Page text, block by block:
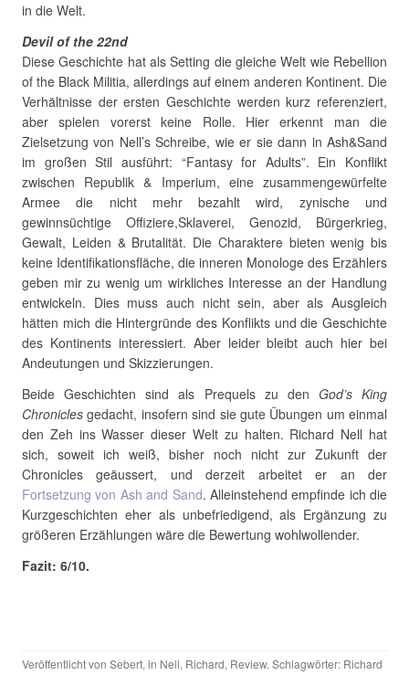
in die Welt.
Devil of the 22nd
Diese Geschichte hat als Setting die gleiche Welt wie Rebellion
of the Black Militia, allerdings auf einem anderen Kontinent. Die
Verhältnisse der ersten Geschichte werden kurz referenziert,
aber spielen vorerst keine Rolle. Hier erkennt man die
Zielsetzung von Nell’s Schreibe, wie er sie dann in Ash&Sand
im großen Stil ausführt: “Fantasy for Adults”. Ein Konflikt
zwischen Republik & Imperium, eine zusammengewürfelte
Armee die nicht mehr bezahlt wird, zynische und
gewinnsüchtige Offiziere,Sklaverei, Genozid, Bürgerkrieg,
Gewalt, Leiden & Brutalität. Die Charaktere bieten wenig bis
keine Identifikationsfläche, die inneren Monologe des Erzählers
geben mir zu wenig um wirkliches Interesse an der Handlung
entwickeln. Dies muss auch nicht sein, aber als Ausgleich
hätten mich die Hintergründe des Konflikts und die Geschichte
des Kontinents interessiert. Aber leider bleibt auch hier bei
Andeutungen und Skizzierungen.
Beide Geschichten sind als Prequels zu den God’s King
Chronicles gedacht, insofern sind sie gute Übungen um einmal
den Zeh ins Wasser dieser Welt zu halten. Richard Nell hat
sich, soweit ich weiß, bisher noch nicht zur Zukunft der
Chronicles geäussert, und derzeit arbeitet er an der
Fortsetzung von Ash and Sand. Alleinstehend empfinde ich die
Kurzgeschichten eher als unbefriedigend, als Ergänzung zu
größeren Erzählungen wäre die Bewertung wohlwollender.
Fazit: 6/10.
Veröffentlicht von Sebert, in Nell, Richard, Review. Schlagwörter: Richard